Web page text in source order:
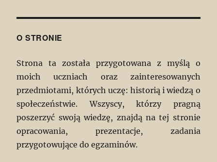
O STRONIE
Strona ta została przygotowana z myślą o
moich uczniach oraz zainteresowanych
przedmiotami, których uczę: historią i wiedzą o
społeczeństwie. Wszyscy, którzy pragną
poszerzyć swoją wiedzę, znajdą na tej stronie
opracowania, prezentacje, zadania
przygotowujące do egzaminów.